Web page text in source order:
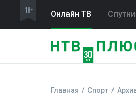
Онлайн ТВ
Главная Спорт